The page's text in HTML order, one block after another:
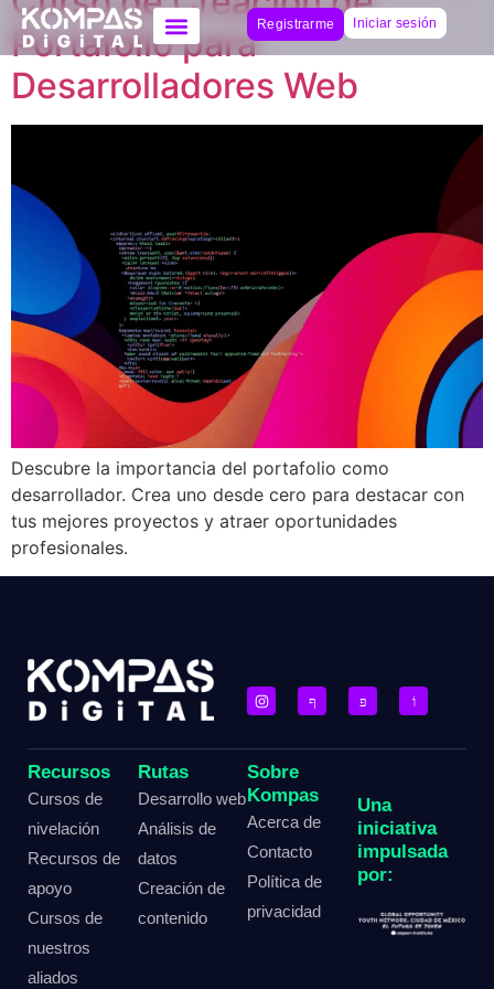
Registrarme Iniciar sesión
Portafolio para
Desarrolladores Web
Descubre la importancia del portafolio como
desarrollador. Crea uno desde cero para destacar con
tus mejores proyectos y atraer oportunidades
profesionales.
Recursos
Cursos de
nivelación
Recursos de
apoyo
Cursos de
nuestros
aliados
Rutas
Desarrollo web
Análisis de
datos
Creación de
contenido
Sobre
Kompas
Acerca de
Contacto
Política de
privacidad
Una
iniciativa
impulsada
por: